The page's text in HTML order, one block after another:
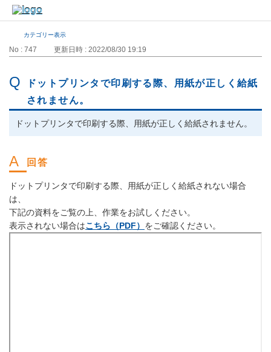
カテゴリー表示
No : 747 更新日時 : 2022/08/30 19:19
ドットプリンタで印刷する際、用紙が正しく給紙
されません。
ドットプリンタで印刷する際、用紙が正しく給紙されません。
ドットプリンタで印刷する際、用紙が正しく給紙されない場合
は、
下記の資料をご覧の上、作業をお試しください。
表示されない場合はこちら（PDF） をご確認ください。